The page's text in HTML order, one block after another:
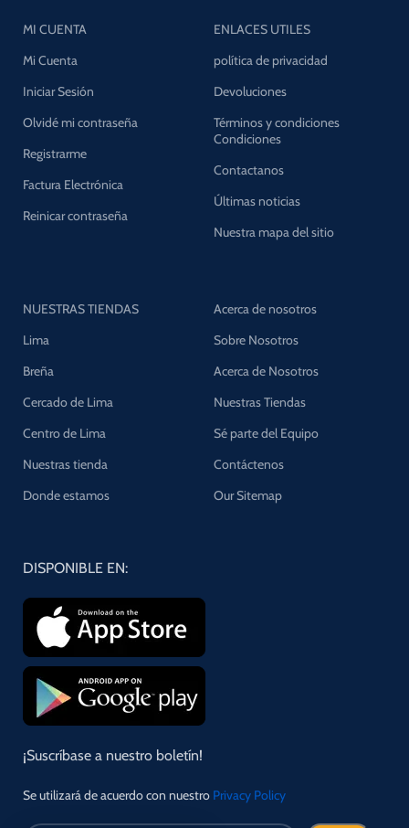
MI CUENTA
Mi Cuenta
Iniciar Sesión
Olvidé mi contraseña
Registrarme
Factura Electrónica
Reinicar contraseña
ENLACES UTILES
política de privacidad
Devoluciones
Términos y condiciones
Condiciones
Contactanos
Últimas noticias
Nuestra mapa del sitio
NUESTRAS TIENDAS
Lima
Breña
Cercado de Lima
Centro de Lima
Nuestras tienda
Donde estamos
Acerca de nosotros
Sobre Nosotros
Acerca de Nosotros
Nuestras Tiendas
Sé parte del Equipo
Contáctenos
Our Sitemap
DISPONIBLE EN:
¡Suscríbase a nuestro boletín!
Se utilizará de acuerdo con nuestro Privacy Policy